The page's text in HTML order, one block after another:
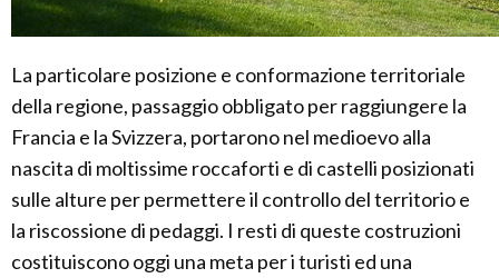
La particolare posizione e conformazione territoriale
della regione, passaggio obbligato per raggiungere la
Francia e la Svizzera, portarono nel medioevo alla
nascita di moltissime roccaforti e di castelli posizionati
sulle alture per permettere il controllo del territorio e
la riscossione di pedaggi. I resti di queste costruzioni
costituiscono oggi una meta per i turisti ed una